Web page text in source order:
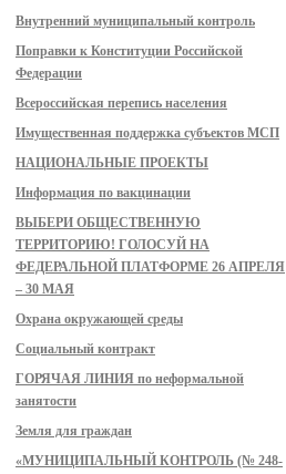
Внутренний муниципальный контроль
Поправки к Конституции Российской
Федерации
Всероссийская перепись населения
Имущественная поддержка субъектов МСП
НАЦИОНАЛЬНЫЕ ПРОЕКТЫ
Информация по вакцинации
ВЫБЕРИ ОБЩЕСТВЕННУЮ
ТЕРРИТОРИЮ! ГОЛОСУЙ НА
ФЕДЕРАЛЬНОЙ ПЛАТФОРМЕ 26 АПРЕЛЯ
– 30 МАЯ
Охрана окружающей среды
Социальный контракт
ГОРЯЧАЯ ЛИНИЯ по неформальной
занятости
Земля для граждан
«МУНИЦИПАЛЬНЫЙ КОНТРОЛЬ (№ 248-